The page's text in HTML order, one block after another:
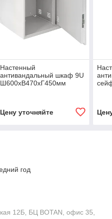
Настенный
антивандальный шкаф 9U
Ш600хВ470хГ450мм
Цену уточняйте
год
12Б, БЦ BOTAN, офис 35,